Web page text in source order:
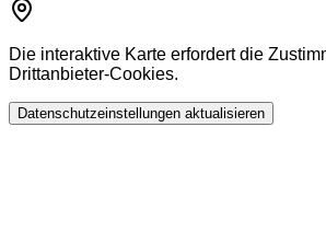
Die interaktive Karte erfordert die
Drittanbieter-Cookies.
Datenschutzeinstellungen aktualisieren